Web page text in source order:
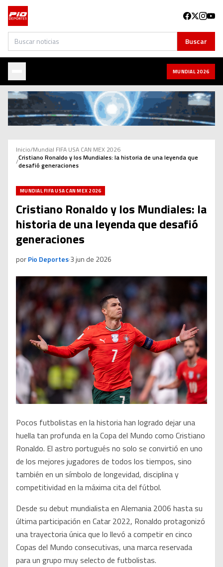
Buscar Buscar
MUNDIAL 2026
Inicio/Mundial FIFA USA CAN MEX 2026
/Cristiano Ronaldo y los Mundiales: la historia de una leyenda que
desafió generaciones
MUNDIAL FIFA USA CAN MEX 2026
Cristiano Ronaldo y los Mundiales: la
historia de una leyenda que desafió
generaciones
porPio Deportes·3 jun de 2026
Pocos futbolistas en la historia han logrado dejar una
huella tan profunda en la Copa del Mundo como Cristiano
Ronaldo. El astro portugués no solo se convirtió en uno
de los mejores jugadores de todos los tiempos, sino
también en un símbolo de longevidad, disciplina y
competitividad en la máxima cita del fútbol.
Desde su debut mundialista en Alemania 2006 hasta su
última participación en Catar 2022, Ronaldo protagonizó
una trayectoria única que lo llevó a competir en cinco
Copas del Mundo consecutivas, una marca reservada
para un grupo muy selecto de futbolistas.